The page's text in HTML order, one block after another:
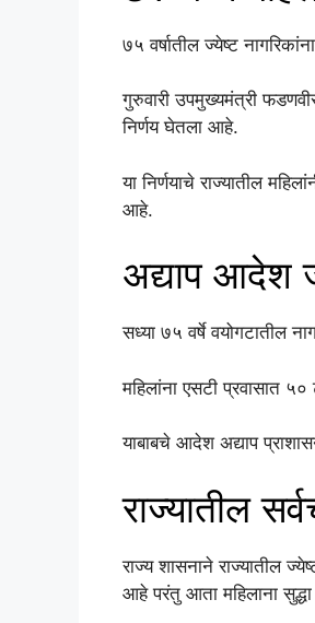
७५ वर्षातील ज्येष्ट
गुरुवारी उपमुख्यमंत्री
निर्णय घेतला आहे.
या निर्णयाचे राज्यातील
आहे.
अद्याप आदेश
सध्या ७५ वर्षे वयोगटातील
महिलांना एसटी प्रवासात
याबाबचे आदेश अद्याप
राज्यातील
राज्य शासनाने राज्यातील
आहे परंतु आता महिलाना